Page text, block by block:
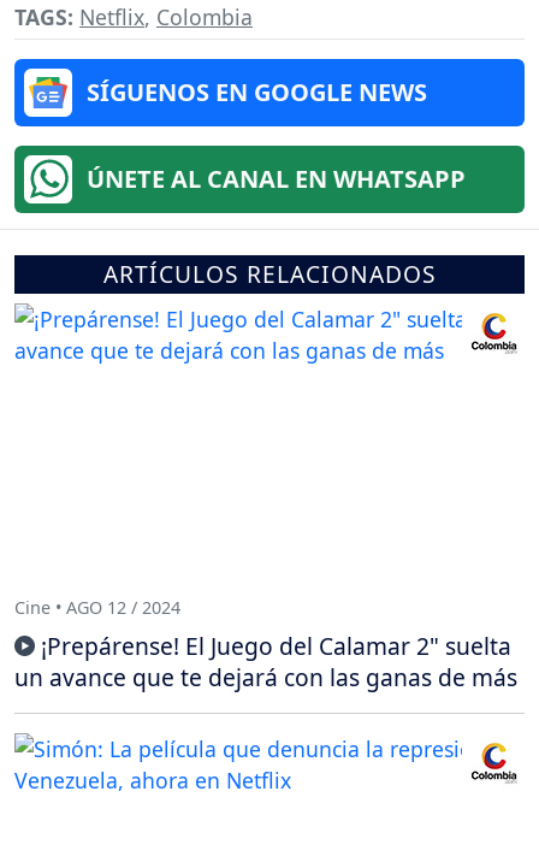
TAGS: Netflix, Colombia
SÍGUENOS EN GOOGLE NEWS
ÚNETE AL CANAL EN WHATSAPP
ARTÍCULOS RELACIONADOS
Cine • AGO 12 / 2024
¡Prepárense! El Juego del Calamar 2" suelta
un avance que te dejará con las ganas de más